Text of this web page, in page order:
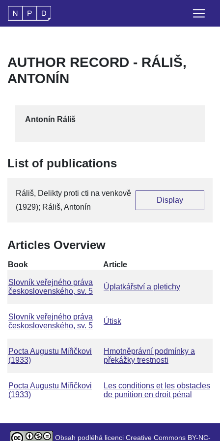
AUTHOR RECORD - RÁLIŠ,
ANTONÍN
Antonín Ráliš
List of publications
Ráliš, Delikty proti cti na venkově
(1929); Ráliš, Antonín
Display
Articles Overview
Book Article
Slovník veřejného práva
československého, sv. 5
Úplatkářství a pletichy
Slovník veřejného práva
československého, sv. 5
Útisk
Pocta Augustu Miřičkovi
(1933)
Hmotněprávní podmínky a
překážky trestnosti
Pocta Augustu Miřičkovi
(1933)
Les conditions et les obstacles
de punition en droit pénal
Obsah podléhá licenci Creative Commons BY-NC-